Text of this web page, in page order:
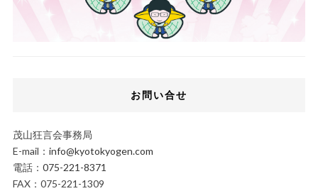
お問い合せ
茂山狂言会事務局
E-mail： info@kyotokyogen.com
電話： 075-221-8371
FAX：075-221-1309